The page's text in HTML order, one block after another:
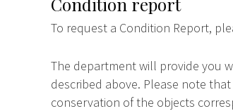
To request a Condition Report,
The department will provide you
described above. Please note
conservation of the objects